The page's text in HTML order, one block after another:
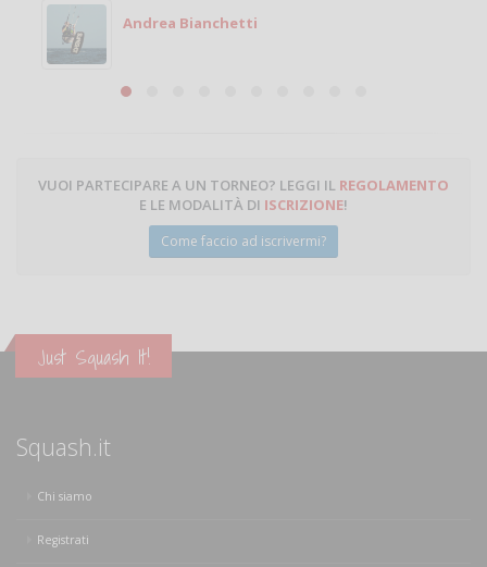
Michele
VUOI PARTECIPARE A UN TORNEO? LEGGI IL REGOLAMENTO
E LE MODALITÀ DI ISCRIZIONE!
Come faccio ad iscrivermi?
Just Squash It!
Squash.it
Chi siamo
Registrati